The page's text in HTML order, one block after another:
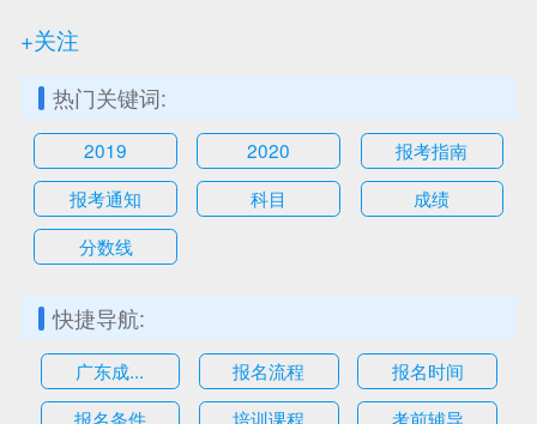
+关注
热门关键词:
2019 2020
报考指南
报考通知
科目
成绩
分数线
快捷导航:
广东成... 报名流程
报名时间
报名条件
培训课程
考前辅导